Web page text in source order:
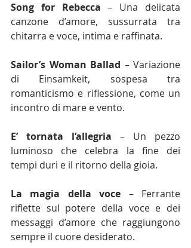
Song for Rebecca – Una delicata
canzone d’amore, sussurrata tra
chitarra e voce, intima e raffinata.
Sailor’s Woman Ballad – Variazione
di Einsamkeit, sospesa tra
romanticismo e riflessione, come un
incontro di mare e vento.
E’ tornata l’allegria – Un pezzo
luminoso che celebra la fine dei
tempi duri e il ritorno della gioia.
La magia della voce – Ferrante
riflette sul potere della voce e dei
messaggi d’amore che raggiungono
sempre il cuore desiderato.